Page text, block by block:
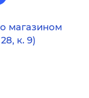
магазином
к. 9)